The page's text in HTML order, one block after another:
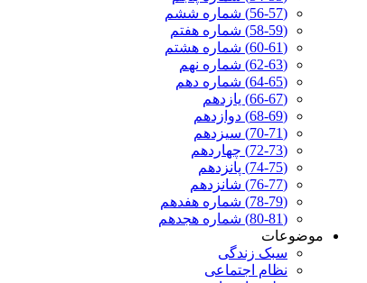
(56-57) شماره ششم
(58-59) شماره هفتم
(60-61) شماره هشتم
(62-63) شماره نهم
(64-65) شماره دهم
(66-67) یازدهم
(68-69) دوازدهم
(70-71) سیزدهم
(72-73) چهاردهم
(74-75) پانزدهم
(76-77) شانزدهم
(78-79) شماره هفدهم
(80-81) شماره هجدهم
موضوعات
سبک زندگی
نظام اجتماعی